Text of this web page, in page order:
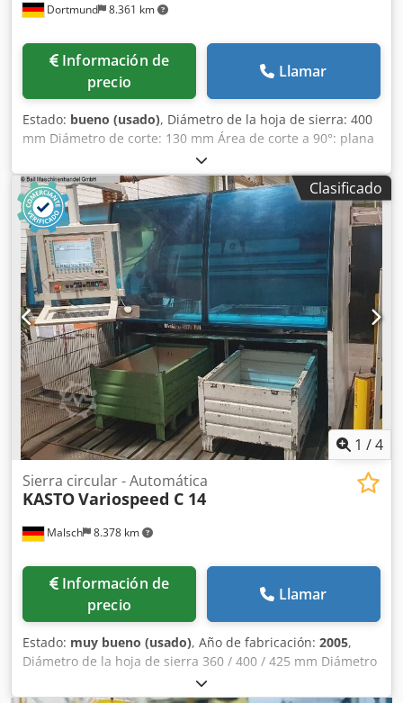
Dortmund 8.361 km
Información de
precio
Llamar
Estado: bueno (usado), Diámetro de la hoja de sierra: 400
mm Diámetro de corte: 130 mm Área de corte a 90°: plana
– 260 x 60 mm Área de corte a 90°: cuadrada – 105 mm
Área de corte a 45°: plana – 200 x 45 mm Área de corte a
45°: cuadrada – 90 mm Rango de revoluciones, 2
velocidades: 1400 / 2800 rpm Potencia del motor,
conmutación de polos: 2 / 4 kW Dimensiones de la
máquina (L x A x H): aprox. 1100 x 1100 x 1700 mm Peso:
aprox. 850 kg Siegfried Volz Werkzeugmaschinen Chsdpfx
Agsx Rvb Serea Rüschebrinkstr. 151-153 DE – 44143
Dortmund - Wambel / Alemania
Clasificado
1 /4
Malsch 8.378 km
Sierra circular - Automática
KASTOVariospeed C 14
Información de
precio
Llamar
Estado: muy bueno (usado), Año de fabricación: 2005,
Diámetro de la hoja de sierra 360 / 400 / 425 mm Diámetro
de corte 10 - 140 mm Velocidad de corte 8 - 150 m/min
Chodpfxevzt Eqo Agroa Consumo máximo de agua de